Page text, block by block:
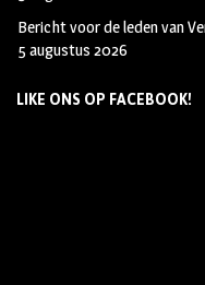
Bericht voor de leden van
5 augustus 2026
LIKE ONS OP FACEBOOK!